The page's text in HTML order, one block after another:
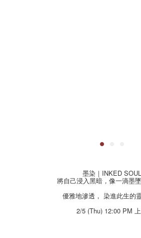
墨染｜INKED SOUL
將自己浸入黑暗，像一滴墨墜
優雅地滲透， 染進此生的靈
2/5 (Thu) 12:00 PM